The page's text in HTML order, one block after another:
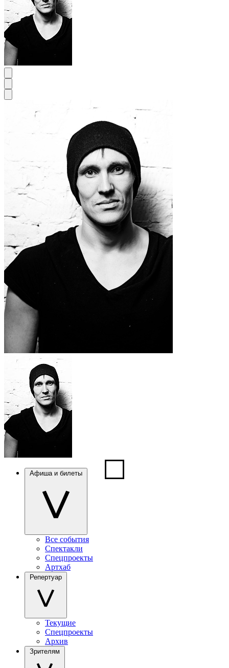
Афиша и билеты
Все события
Спектакли
Спецпроекты
Артхаб
Репертуар
Текущие
Спецпроекты
Архив
Зрителям